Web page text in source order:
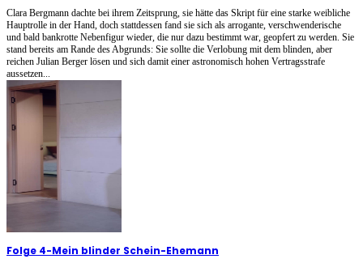
Clara Bergmann dachte bei ihrem Zeitsprung, sie hätte das Skript für eine starke weibliche
Hauptrolle in der Hand, doch stattdessen fand sie sich als arrogante, verschwenderische
und bald bankrotte Nebenfigur wieder, die nur dazu bestimmt war, geopfert zu werden. Sie
stand bereits am Rande des Abgrunds: Sie sollte die Verlobung mit dem blinden, aber
reichen Julian Berger lösen und sich damit einer astronomisch hohen Vertragsstrafe
aussetzen...
Folge 4-Mein blinder Schein-Ehemann